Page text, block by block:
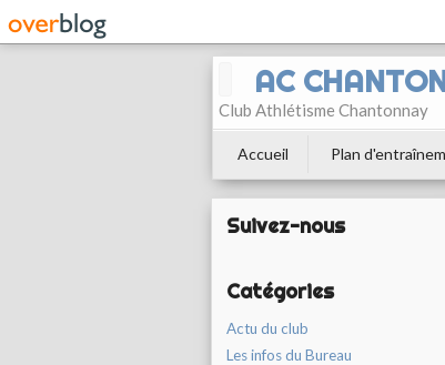
AC
Club Athlétisme Chantonnay
Accueil Plan
Suivez-nous
Catégories
Actu du club
Les infos du Bureau